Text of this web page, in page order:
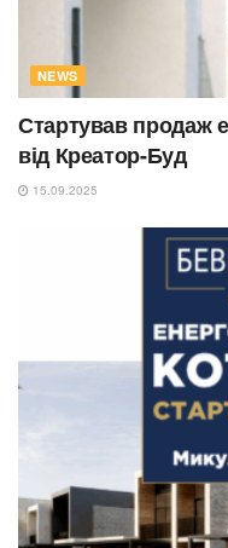
NEWS
Стартував продаж
від Креатор-Буд
15.09.2025